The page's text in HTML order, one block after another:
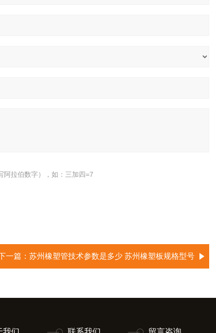
阿拉伯数字），如：三加四=7
一篇： 苏州橡塑管技术参数是多少 苏州橡塑板规格型号